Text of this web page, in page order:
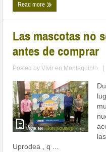
Read more
Las mascotas no
antes de comprar
Posted byVivir en Montequinto
Uprodea , q ...